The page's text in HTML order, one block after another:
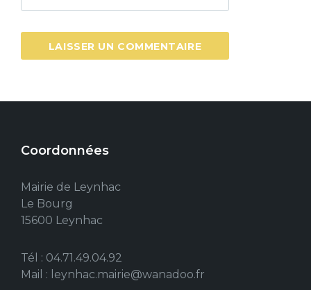
Coordonnées
Mairie de Leynhac
Le Bourg
15600 Leynhac
Tél : 04.71.49.04.92
Mail : leynhac.mairie@wanadoo.fr